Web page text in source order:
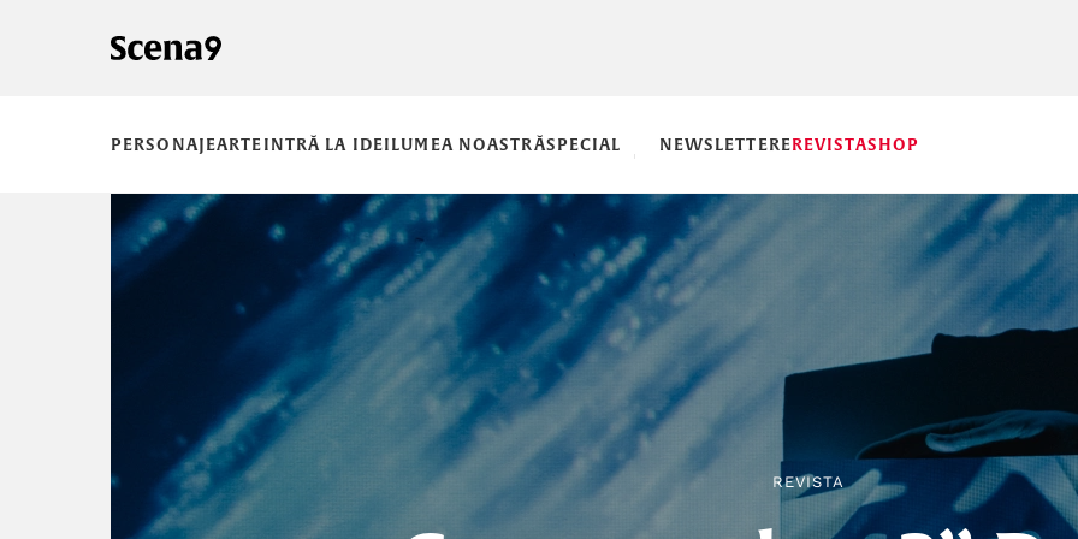
PERSONAJEARTEINTRĂ LA IDEILUMEA NOASTRĂSPECIAL NEWSLETTEREREVISTASHOP
REVISTA